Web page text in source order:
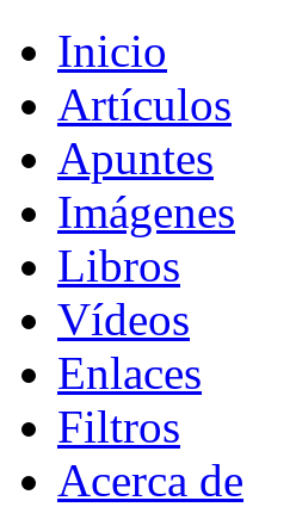
Inicio
Artículos
Apuntes
Imágenes
Libros
Vídeos
Enlaces
Filtros
Acerca de